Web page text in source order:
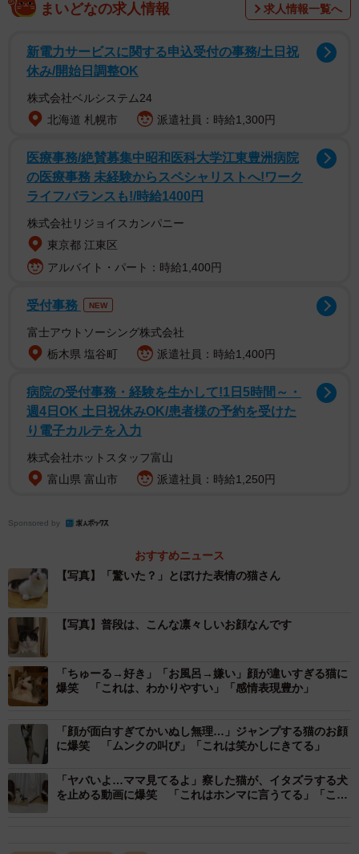
「猫は見た！！」
「何か恐ろしいものを見たのでしょう」
「猫ちゃんがこんなに驚くって何を見たの？」
「昔あったドラマの呪怨思い出しちゃった」
「いや～お宅の車、やばいことなってるよお」
「寝坊した時こんな顔なるよねwww」
「KUSO CATさん！？実在したのか…」
多くの人たちをくぎ付けにしたハチワレ猫ちゃんは、マン
チカンのまるくんといいます。3歳の男の子です。お目めを
た、まるくん。いったい、何をしていたのでしょう？ そ
のときのことを、撮影したいもこさんに聞いてみました。
2/6
まいどなの求人情報 求人情報一覧へ
新電力サービスに関する申込受付の事務/土日祝
休み/開始日調整OK
株式会社ベルシステム24
北海道 札幌市
派遣社員：時給1,300円
医療事務/絶賛募集中昭和医科大学江東豊洲病院
の医療事務 未経験からスペシャリストへ!ワーク
ライフバランスも!/時給1400円
株式会社リジョイスカンパニー
東京都 江東区
アルバイト・パート：時給1,400円
受付事務 NEW
富士アウトソーシング株式会社
栃木県 塩谷町
派遣社員：時給1,400円
病院の受付事務・経験を生かして!1日5時間～・
週4日OK 土日祝休みOK/患者様の予約を受けた
り電子カルテを入力
株式会社ホットスタッフ富山
富山県 富山市
派遣社員：時給1,250円
Sponsored by
おすすめニュース
【写真】「驚いた？」とぼけた表情の猫さん
【写真】普段は、こんな凛々しいお顔なんです
「ちゅーる→好き」「お風呂→嫌い」顔が違いすぎる猫に
爆笑 「これは、わかりやすい」「感情表現豊か」
「顔が面白すぎてかいぬし無理…」ジャンプする猫のお顔
に爆笑 「ムンクの叫び」「これは笑かしにきてる」
「ヤバいよ…ママ見てるよ」察した猫が、イタズラする犬
を止める動画に爆笑 「これはホンマに言うてる」「こっ